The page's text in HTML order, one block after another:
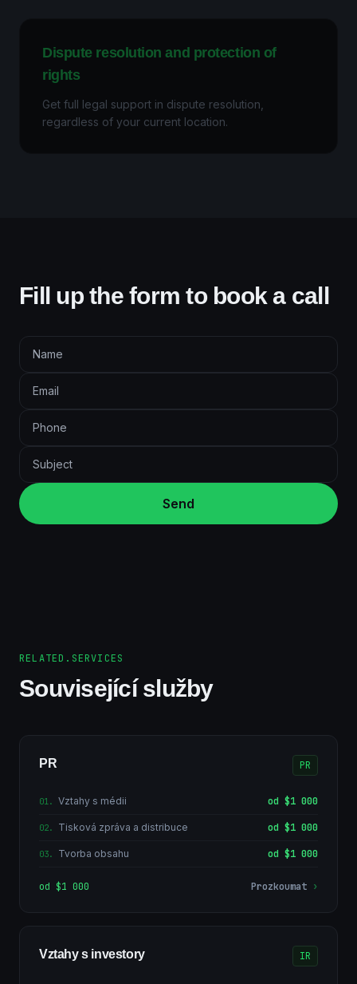
Dispute resolution and protection of
rights
Get full legal support in dispute resolution,
regardless of your current location.
Fill up the form to book a call
Send
RELATED.SERVICES
Související služby
PR PR
01. Vztahy s médii od $1 000
02. Tisková zpráva a distribuce od $1 000
03. Tvorba obsahu od $1 000
od $1 000 Prozkoumat ›
Vztahy s investory IR